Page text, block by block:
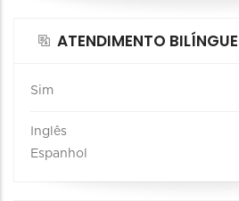
ATENDIMENTO BILÍNGUE
Sim
Inglês
Espanhol